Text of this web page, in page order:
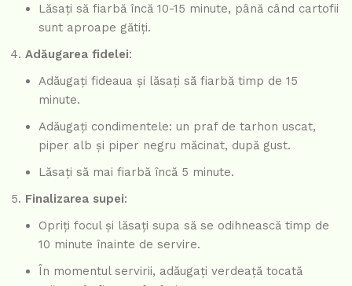
Lăsați să fiarbă încă 10-15 minute, până când cartofii
sunt aproape gătiți.
Adăugarea fidelei:
Adăugați fideaua și lăsați să fiarbă timp de 15
minute.
Adăugați condimentele: un praf de tarhon uscat,
piper alb și piper negru măcinat, după gust.
Lăsați să mai fiarbă încă 5 minute.
Finalizarea supei:
Opriți focul și lăsați supa să se odihnească timp de
10 minute înainte de servire.
În momentul servirii, adăugați verdeață tocată